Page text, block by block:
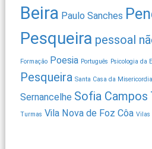
Beira Paulo Sanches
Pesqueira pessoal
Formação Poesia Português Psicologia da
Pesqueira Santa Casa da
Sernancelhe Sofia Campos
Turmas Vila Nova de Foz Côa Vilas